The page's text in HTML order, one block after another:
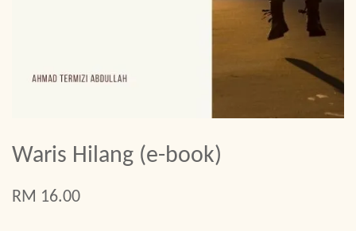
Waris Hilang (e-book)
RM 16.00